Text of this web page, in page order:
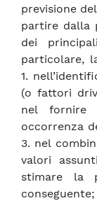
previsione
partire dalla
dei
particolare,
1.
(o fattori
nel fornire
occorrenza
3. nel
valori
stimare la